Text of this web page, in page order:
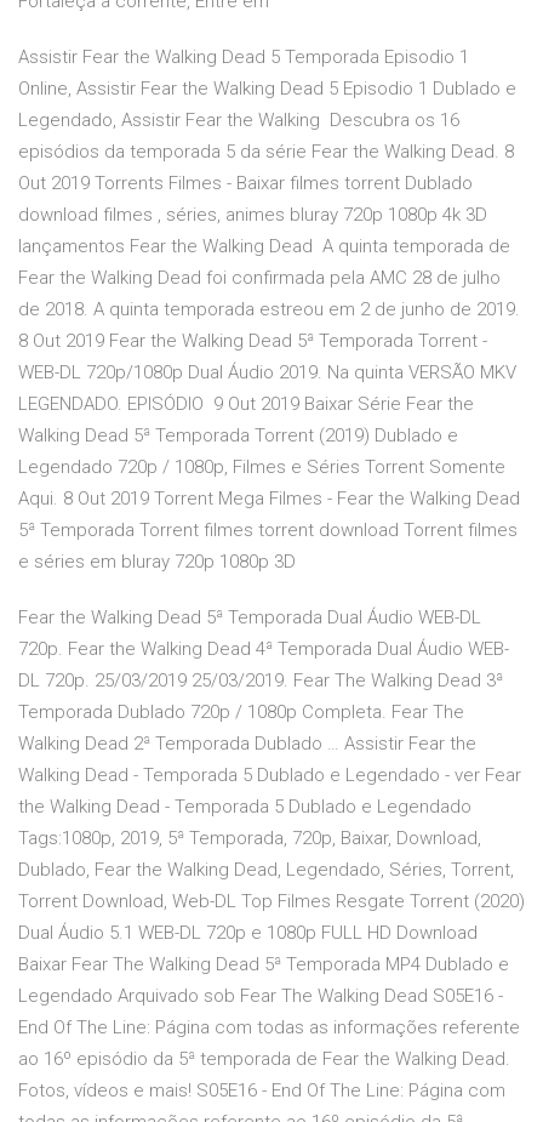
Assistir Fear the Walking Dead 5 Temporada Episodio 1
Online, Assistir Fear the Walking Dead 5 Episodio 1 Dublado e
Legendado, Assistir Fear the Walking Descubra os 16
episódios da temporada 5 da série Fear the Walking Dead. 8
Out 2019 Torrents Filmes - Baixar filmes torrent Dublado
download filmes , séries, animes bluray 720p 1080p 4k 3D
lançamentos Fear the Walking Dead A quinta temporada de
Fear the Walking Dead foi confirmada pela AMC 28 de julho
de 2018. A quinta temporada estreou em 2 de junho de 2019.
8 Out 2019 Fear the Walking Dead 5ª Temporada Torrent -
WEB-DL 720p/1080p Dual Áudio 2019. Na quinta VERSÃO MKV
LEGENDADO. EPISÓDIO 9 Out 2019 Baixar Série Fear the
Walking Dead 5ª Temporada Torrent (2019) Dublado e
Legendado 720p / 1080p, Filmes e Séries Torrent Somente
Aqui. 8 Out 2019 Torrent Mega Filmes - Fear the Walking Dead
5ª Temporada Torrent filmes torrent download Torrent filmes
e séries em bluray 720p 1080p 3D
Fear the Walking Dead 5ª Temporada Dual Áudio WEB-DL
720p. Fear the Walking Dead 4ª Temporada Dual Áudio WEB-
DL 720p. 25/03/2019 25/03/2019. Fear The Walking Dead 3ª
Temporada Dublado 720p / 1080p Completa. Fear The
Walking Dead 2ª Temporada Dublado … Assistir Fear the
Walking Dead - Temporada 5 Dublado e Legendado - ver Fear
the Walking Dead - Temporada 5 Dublado e Legendado
Tags:1080p, 2019, 5ª Temporada, 720p, Baixar, Download,
Dublado, Fear the Walking Dead, Legendado, Séries, Torrent,
Torrent Download, Web-DL Top Filmes Resgate Torrent (2020)
Dual Áudio 5.1 WEB-DL 720p e 1080p FULL HD Download
Baixar Fear The Walking Dead 5ª Temporada MP4 Dublado e
Legendado Arquivado sob Fear The Walking Dead S05E16 -
End Of The Line: Página com todas as informações referente
ao 16º episódio da 5ª temporada de Fear the Walking Dead.
Fotos, vídeos e mais! S05E16 - End Of The Line: Página com